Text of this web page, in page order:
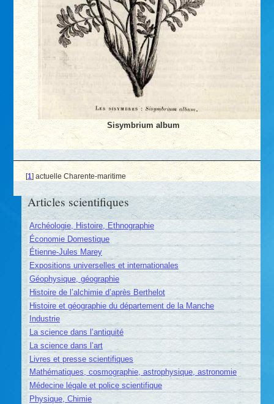
Sisymbrium album
[1]actuelle Charente-maritime
Articles scientifiques
Archéologie, Histoire, Ethnographie
Économie Domestique
Étienne-Jules Marey
Expositions universelles et internationales
Géophysique, géographie
Histoire de l’alchimie d’après Berthelot
Histoire et géographie du département de la Manche
Industrie
La science dans l’antiquité
La science dans l’art
Livres et presse scientifiques
Mathématiques, cosmographie, astrophysique, astronomie
Médecine légale et police scientifique
Physique, Chimie